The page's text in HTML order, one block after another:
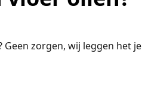
Geen zorgen, wij leggen het je